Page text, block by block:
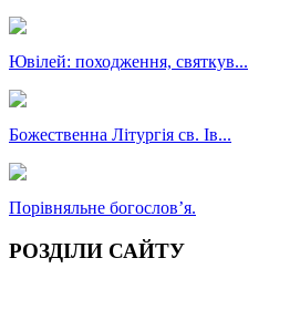
Ювілей: походження, святкув...
Божественна Літургія св. Ів...
Порівняльне богословʼя.
РОЗДІЛИ САЙТУ